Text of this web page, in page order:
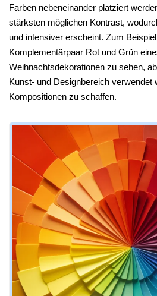
Farben nebeneinander platziert
stärksten möglichen Kontrast,
und intensiver erscheint. Zum
Komplementärpaar Rot und Grün
Weihnachtsdekorationen zu sehen,
Kunst- und Designbereich verwendet
Kompositionen zu schaffen.